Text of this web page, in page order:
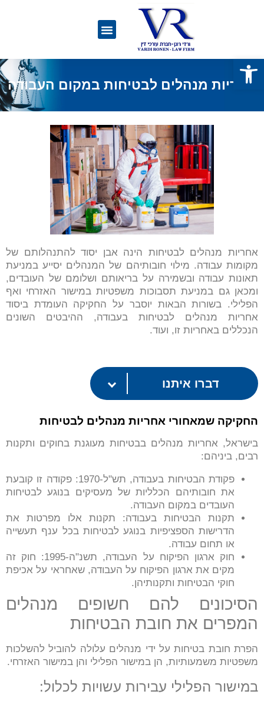
פתח סרגל נגישות
אחריות מנהלים לבטיחות במקום העבודה
אחריות מנהלים לבטיחות הינה אבן יסוד להתנהלותם של
מקומות עבודה. מילוי חובותיהם של המנהלים יסייע במניעת
תאונות עבודה ובשמירה על בריאותם ושלומם של העובדים,
ומכאן גם במניעת תסבוכות משפטיות במישור האזרחי ואף
הפלילי. בשורות הבאות יוסבר על החקיקה העומדת ביסוד
אחריות מנהלים לבטיחות בעבודה, ההיבטים השונים
הנכללים באחריות זו, ועוד.
דברו איתנו
החקיקה שמאחורי אחריות מנהלים לבטיחות
בישראל, אחריות מנהלים בבטיחות מעוגנת בחוקים ותקנות
רבים, ביניהם:
פקודת הבטיחות בעבודה, תש"ל-1970: פקודה זו קובעת
את חובותיהם הכלליות של מעסיקים בנוגע לבטיחות
העובדים במקום העבודה.
תקנות הבטיחות בעבודה: תקנות אלו מפרטות את
הדרישות הספציפיות בנוגע לבטיחות בכל ענף תעשייה
או תחום עבודה.
חוק ארגון הפיקוח על העבודה, תשנ"ה-1995: חוק זה
מקים את ארגון הפיקוח על העבודה, שאחראי על אכיפת
חוקי הבטיחות ותקנותיהן.
הסיכונים להם חשופים מנהלים
המפרים את חובת הבטיחות
הפרת חובת בטיחות על ידי מנהלים עלולה להוביל להשלכות
משפטיות משמעותיות, הן במישור הפלילי והן במישור האזרחי.
במישור הפלילי עבירות עשויות לכלול: